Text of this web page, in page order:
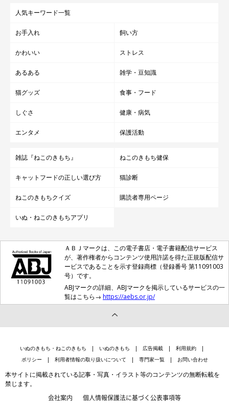
人気キーワード一覧
お手入れ 飼い方
かわいい ストレス
あるある 雑学・豆知識
猫グッズ 食事・フード
しぐさ 健康・病気
エンタメ 保護活動
雑誌『ねこのきもち』 ねこのきもち健保
キャットフードの正しい選び方 猫診断
ねこのきもちクイズ 購読者専用ページ
いぬ・ねこのきもちアプリ
ＡＢＪマークは、この電子書店・電子書籍配信サービス
が、著作権者からコンテンツ使用許諾を得た正規版配信サ
ービスであることを示す登録商標（登録番号 第11091003
号）です。
ABJマークの詳細、ABJマークを掲示しているサービスの一
覧はこちら→ https://aebs.or.jp/
いぬのきもち・ねこのきもち いぬのきもち 広告掲載
利用規約
ポリシー
利用者情報の取り扱いについて 専門家一覧 お問い合わせ
本サイトに掲載されている記事・写真・イラスト等のコンテンツの無断転載を
禁じます。
会社案内 個人情報保護法に基づく公表事項等